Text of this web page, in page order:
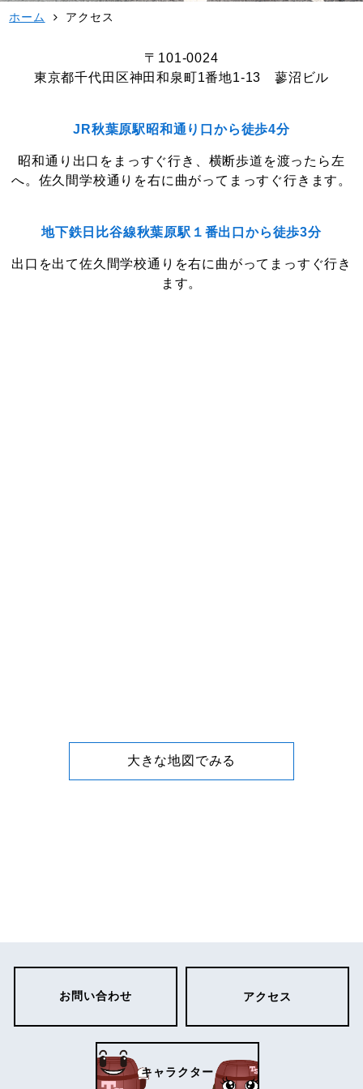
ホーム アクセス
〒101-0024
東京都千代田区神田和泉町1番地1-13 蓼沼ビル
JR秋葉原駅昭和通り口から徒歩4分
昭和通り出口をまっすぐ行き、横断歩道を渡ったら左
へ。 佐久間学校通りを右に曲がってまっすぐ行きます。
地下鉄日比谷線秋葉原駅１番出口から徒歩3分
出口を出て佐久間学校通りを右に曲がってまっすぐ行き
ます。
大きな地図でみる
お問い合わせ アクセス
キャラクター